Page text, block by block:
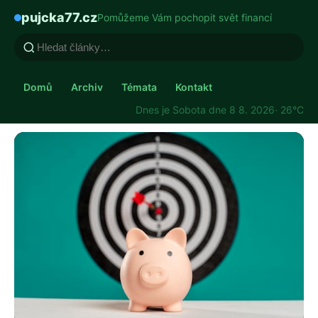
pujcka77.czPomůžeme Vám pochopit svět financí
Domů Archiv Témata
Kontakt
Dnes je Sobota dne 8 8. 2026· 26°C